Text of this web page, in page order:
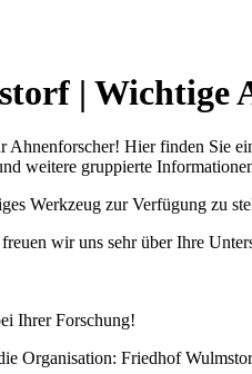
| Wichtige
Hier finden Sie
weitere gruppierte
Werkzeug zur Verfügung zu
wir uns sehr über Ihre
Ihrer Forschung!
Organisation: Friedhof